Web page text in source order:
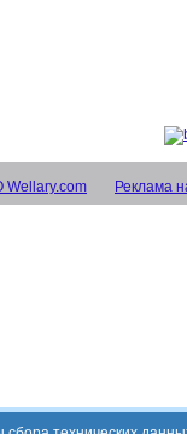
Wellary.com Реклама